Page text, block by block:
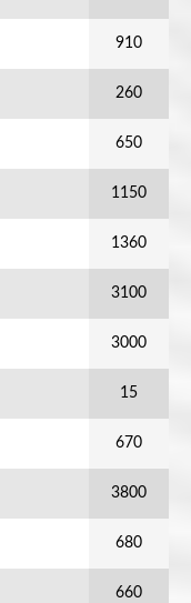
910
260
650
1150
1360
3100
3000
15
670
3800
680
660